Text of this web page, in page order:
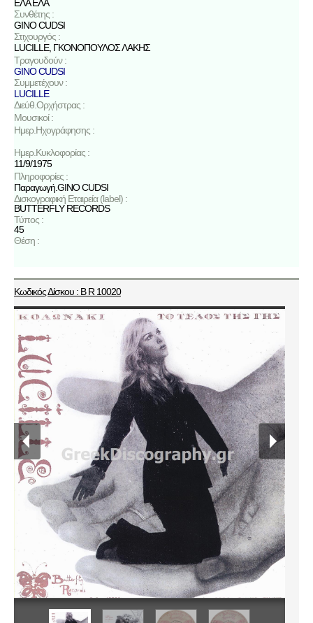
ΕΛΑ ΕΛΑ
Συνθέτης :
GINO CUDSI
Στιχουργός :
LUCILLE, ΓΚΟΝΟΠΟΥΛΟΣ ΛΑΚΗΣ
Τραγουδούν :
GINO CUDSI
Συμμετέχουν :
LUCILLE
Διεύθ.Ορχήστρας :
Μουσικοί :
Ημερ.Ηχογράφησης :
Ημερ.Κυκλοφορίας :
11/9/1975
Πληροφορίες :
Παραγωγή.GINO CUDSI
Δισκογραφική Εταιρεία (label) :
BUTTERFLY RECORDS
Τύπος :
45
Θέση :
Κωδικός Δίσκου : B R 10020